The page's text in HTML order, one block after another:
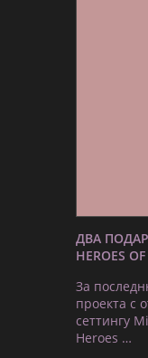
ДВА
HEROES
За
проекта с
сеттингу
Heroes …